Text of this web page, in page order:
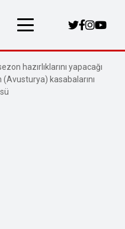
hazırlıklarını yapacağı
kasabalarını